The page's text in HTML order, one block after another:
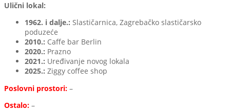
Ulični lokal:
1962. i dalje.: Slastičarnica, Zagrebačko slastičarsko
poduzeće
2010.: Caffe bar Berlin
2020.: Prazno
2021.: Uređivanje novog lokala
2025.: Ziggy coffee shop
Poslovni prostori: –
Ostalo: –